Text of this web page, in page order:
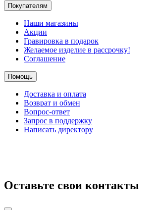
Покупателям
Наши магазины
Акции
Гравировка в подарок
Желаемое изделие в рассрочку!
Соглашение
Помощь
Доставка и оплата
Возврат и обмен
Вопрос-ответ
Запрос в поддержку
Написать директору
Оставьте свои контакты